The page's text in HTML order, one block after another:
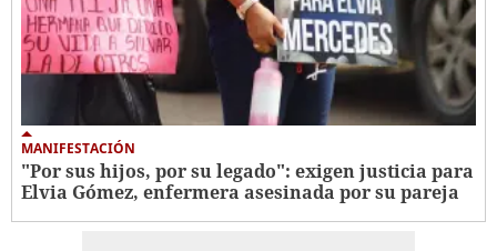
MANIFESTACIÓN
"Por sus hijos, por su legado": exigen justicia para
Elvia Gómez, enfermera asesinada por su pareja